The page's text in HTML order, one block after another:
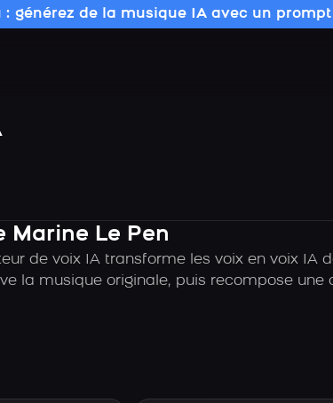
: générez de la musique IA avec un prompt
Marine Le Pen
de voix IA transforme les voix en voix IA
la musique originale, puis recompose une